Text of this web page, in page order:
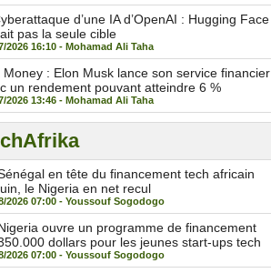
d’une IA d’OpenAI : Hugging Face
pas la seule cible
2026 16:10 - Mohamad Ali Taha
Money : Elon Musk lance son service financier
un rendement pouvant atteindre 6 %
2026 13:46 - Mohamad Ali Taha
en tête du financement tech africain
le Nigeria en net recul
2026 07:00 - Youssouf Sogodogo
ouvre un programme de financement
dollars pour les jeunes start-ups tech
2026 07:00 - Youssouf Sogodogo